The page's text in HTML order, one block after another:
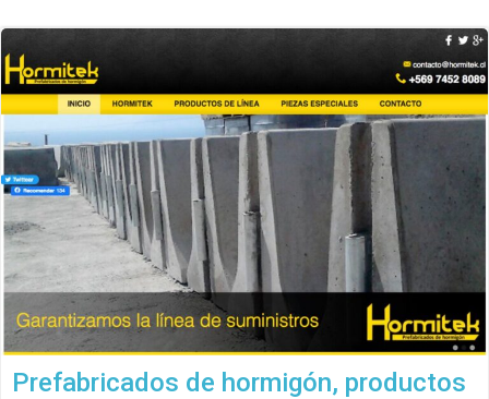
Prefabricados de hormigón, productos